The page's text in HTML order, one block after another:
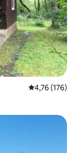
Prosječna
4,76 (176)